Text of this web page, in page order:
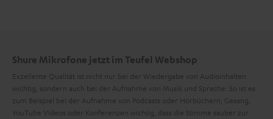
Shure Mikrofone jetzt im Teufel Webshop
Exzellente Qualität ist nicht nur bei der Wiedergabe von Audioinhalten
wichtig, sondern auch bei der Aufnahme von Musik und Sprache. So ist es
zum Beispiel bei der Aufnahme von Podcasts oder Hörbüchern, Gesang,
YouTube Videos oder Konferenzen wichtig, dass die Stimme sauber zur